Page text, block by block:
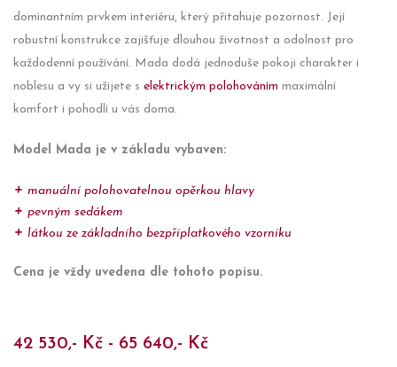
dominantním prvkem interiéru, který přitahuje pozornost. Její
robustní konstrukce zajišťuje dlouhou životnost a odolnost pro
každodenní používání. Mada dodá jednoduše pokoji charakter i
noblesu a vy si užijete s elektrickým polohováním maximální
komfort i pohodlí u vás doma.
Model Mada je v základu vybaven:
manuální polohovatelnou opěrkou hlavy
pevným sedákem
látkou ze základního bezpříplatkového vzorníku
Cena je vždy uvedena dle tohoto popisu.
42 530,- Kč - 65 640,- Kč